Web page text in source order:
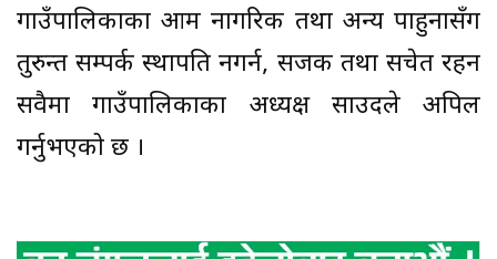
गाउँपालिकाका आम नागरिक तथा अन्य पाहुनासँग
तुरुन्त सम्पर्क स्थापति नगर्न, सजक तथा सचेत रहन
सवैमा गाउँपालिकाका अध्यक्ष साउदले अपिल
गर्नुभएको छ ।